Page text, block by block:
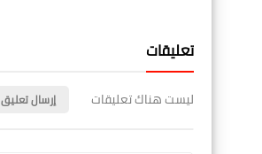
تعليقات
ليست هناك تعليقات إرسال تعليق